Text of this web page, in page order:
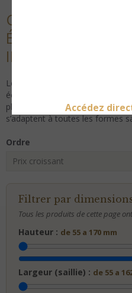
CORNICHES
ÉCLAIRAGE LED
INCURVÉS
Les
éclairage LED indirect sur des
plafonds irréguliers. Fabriquées
s’adaptent à toutes les formes
Ordre
Filtrer par
Tous les produits de cette page
Hauteur : de 55 a 170 mm
Largeur (saillie) : de 55 a
Accédez